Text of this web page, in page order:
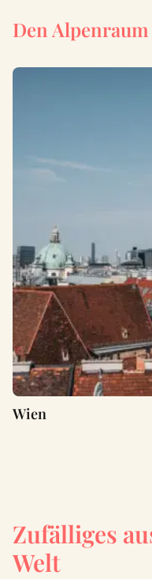
Den
Wien
Zufälliges
Welt